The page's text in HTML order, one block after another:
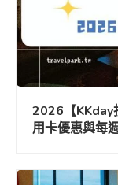
2026【KKday
用卡優惠與每